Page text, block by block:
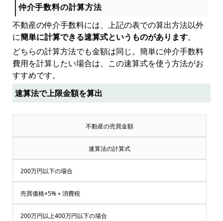
仲介手数料の計算方法
不動産の仲介手数料には、上記の表での算出方法以外
に簡単に計算できる速算式というものがあります。
どちらの計算方法でも金額は同じ。簡単に仲介手数料
費用を計算したい場合は、この速算式を使う方法がお
すすめです。
速算法で上限金額を算出
不動産の売買金額
速算法の計算式
200万円以下の場合
売買価格×5%＋消費税
200万円以上400万円以下の場合